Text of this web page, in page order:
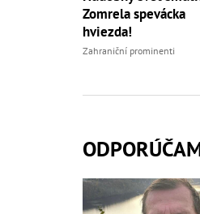
Zomrela spevácka
hviezda!
Zahraniční prominenti